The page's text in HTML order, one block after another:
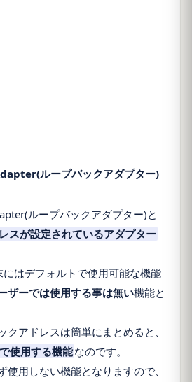
ループバックアダプター)
ループバックアダプター)と
スが設定されているアダプター
はデフォルトで使用可能な機能
ザーでは使用する事は無い機能と
クアドレスは簡単にまとめると、
使用する機能なのです。
使用しない機能となりますので、